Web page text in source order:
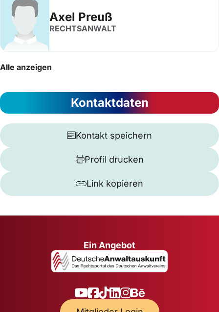
Axel Preuß
RECHTSANWALT
Alle anzeigen
Kontaktdaten
Kontakt speichern
Profil drucken
Link kopieren
Ein Angebot